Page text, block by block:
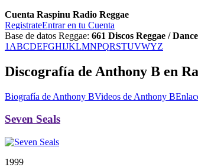
Cuenta Raspinu Radio Reggae
RegistrateEntrar en tu Cuenta
Base de datos Reggae: 661 Discos Reggae /
1 ABCDEFGHIJKLMNPQRSTUVWYZ
Discografía de Anthony B en
Biografía de Anthony BVideos de Anthony B
Seven Seals
1999